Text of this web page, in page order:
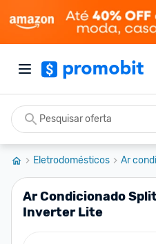
Eletrodomésticos Ar
Ar Condicionado
Inverter Lite